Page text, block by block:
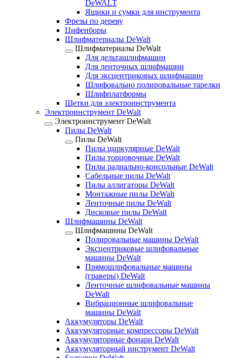
DeWALT
Ящики и сумки для инструмента
Фрезы по дереву
Цифенборы
Шлифматериалы DeWalt
Шлифматериалы DeWalt
Для дельташлифмашин
Для ленточных шлифмашин
Для эксцентриковых шлифмашин
Шлифовально полировальные тарелки
Шлифплатформы
Щетки для электроинструмента
Электроинструмент DeWalt
Электроинструмент DeWalt
Пилы DeWalt
Пилы DeWalt
Пилы циркулярные DeWalt
Пилы торцовочные DeWalt
Пилы радиально-консольные DeWalt
Сабельные пилы DeWalt
Пилы аллигаторы DeWalt
Монтажные пилы DeWalt
Ленточные пилы DeWalt
Дисковые пилы DeWalt
Шлифмашины DeWalt
Шлифмашины DeWalt
Полировальные машины DeWalt
Эксцентриковые шлифовальные
машины DeWalt
Прямошлифовальные машины
(граверы) DeWalt
Ленточные шлифовальные машины
DeWalt
Вибрационные шлифовальные
машины DeWalt
Аккумуляторы DeWalt
Аккумуляторные компрессоры DeWalt
Аккумуляторные фонари DeWalt
Аккумуляторный инструмент DeWalt